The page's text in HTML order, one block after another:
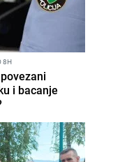
8H
i bacanje